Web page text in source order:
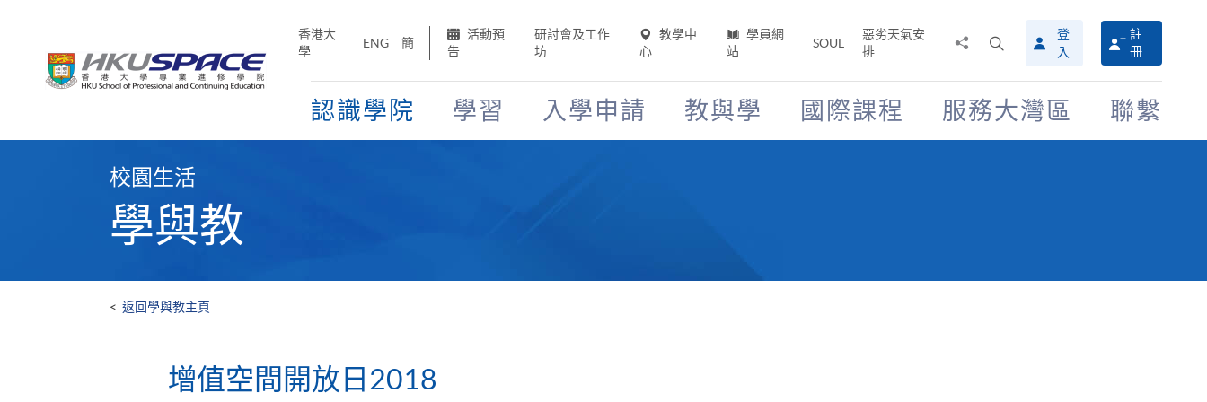
香港大
學
ENG 簡
活動預
告
研討會及工作
坊
教學中
心
學員網
站
SOUL
惡劣天氣安
排
搜
尋
介
面
登
入
註
冊
認識學院 學習 入學申請 教與學 國際課程 服務大灣區 聯繫
校園生活
學與教
< 返回學與教主頁
增值空間開放日2018